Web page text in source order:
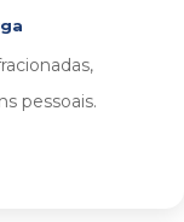
pessoais.